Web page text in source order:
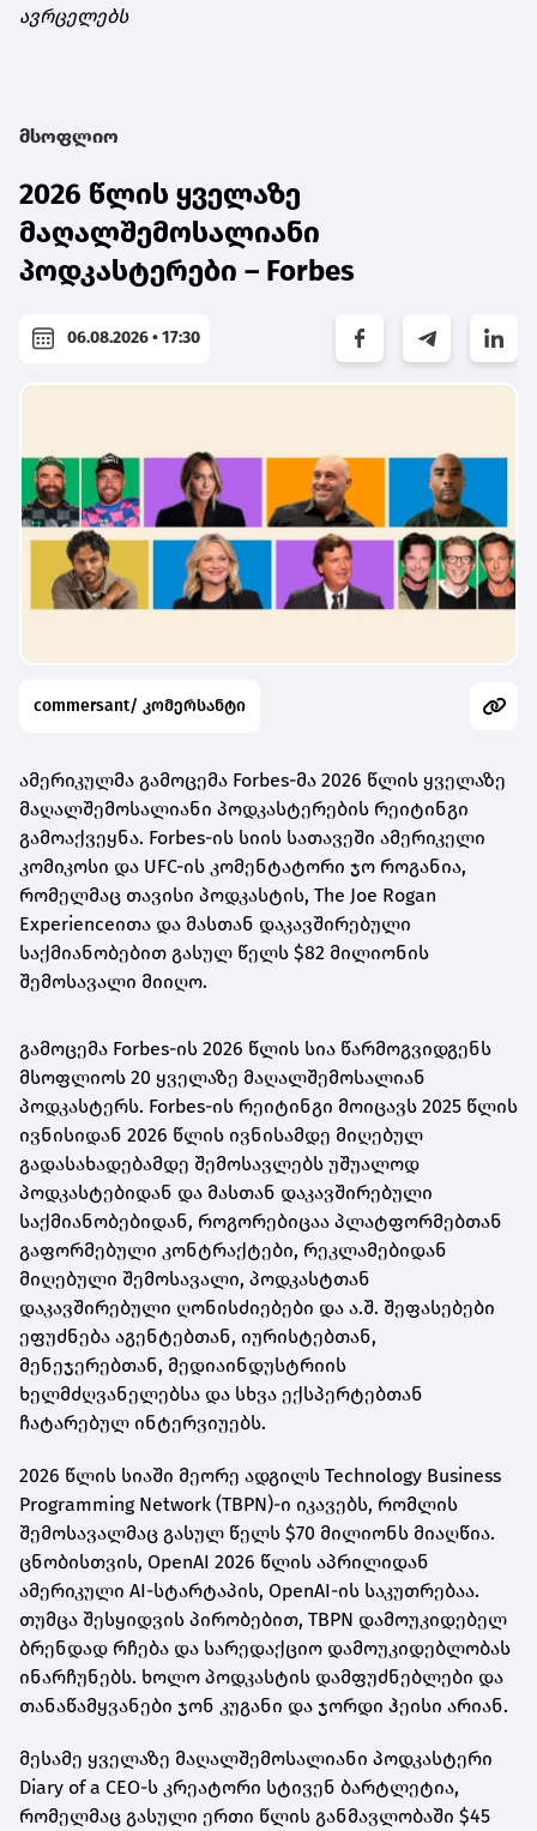
ავრცელებს
მსოფლიო
2026 წლის ყველაზე
მაღალშემოსალიანი
პოდკასტერები – Forbes
06.08.2026 • 17:30
commersant/ კომერსანტი
ამერიკულმა გამოცემა Forbes-მა 2026 წლის ყველაზე
მაღალშემოსალიანი პოდკასტერების რეიტინგი
გამოაქვეყნა. Forbes-ის სიის სათავეში ამერიკელი
კომიკოსი და UFC-ის კომენტატორი ჯო როგანია,
რომელმაც თავისი პოდკასტის, The Joe Rogan
Experienceითა და მასთან დაკავშირებული
საქმიანობებით გასულ წელს $82 მილიონის
შემოსავალი მიიღო.
გამოცემა Forbes-ის 2026 წლის სია წარმოგვიდგენს
მსოფლიოს 20 ყველაზე მაღალშემოსალიან
პოდკასტერს. Forbes-ის რეიტინგი მოიცავს 2025 წლის
ივნისიდან 2026 წლის ივნისამდე მიღებულ
გადასახადებამდე შემოსავლებს უშუალოდ
პოდკასტებიდან და მასთან დაკავშირებული
საქმიანობებიდან, როგორებიცაა პლატფორმებთან
გაფორმებული კონტრაქტები, რეკლამებიდან
მიღებული შემოსავალი, პოდკასტთან
დაკავშირებული ღონისძიებები და ა.შ. შეფასებები
ეფუძნება აგენტებთან, იურისტებთან,
მენეჯერებთან, მედიაინდუსტრიის
ხელმძღვანელებსა და სხვა ექსპერტებთან
ჩატარებულ ინტერვიუებს.
2026 წლის სიაში მეორე ადგილს Technology Business
Programming Network (TBPN)-ი იკავებს, რომლის
შემოსავალმაც გასულ წელს $70 მილიონს მიაღწია.
ცნობისთვის, OpenAI 2026 წლის აპრილიდან
ამერიკული AI-სტარტაპის, OpenAI-ის საკუთრებაა.
თუმცა შესყიდვის პირობებით, TBPN დამოუკიდებელ
ბრენდად რჩება და სარედაქციო დამოუკიდებლობას
ინარჩუნებს. ხოლო პოდკასტის დამფუძნებლები და
თანაწამყვანები ჯონ კუგანი და ჯორდი ჰეისი არიან.
მესამე ყველაზე მაღალშემოსალიანი პოდკასტერი
Diary of a CEO-ს კრეატორი სტივენ ბარტლეტია,
რომელმაც გასული ერთი წლის განმავლობაში $45